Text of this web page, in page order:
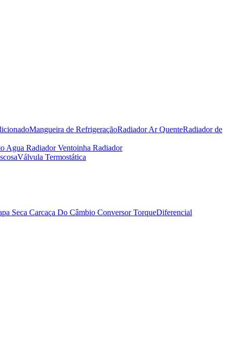
Mangueira de RefrigeraçãoRadiador Ar QuenteRadiador de
Agua RadiadorVentoinha Radiador
Válvula Termostática
Seca Carcaça Do Câmbio Conversor TorqueDiferencial